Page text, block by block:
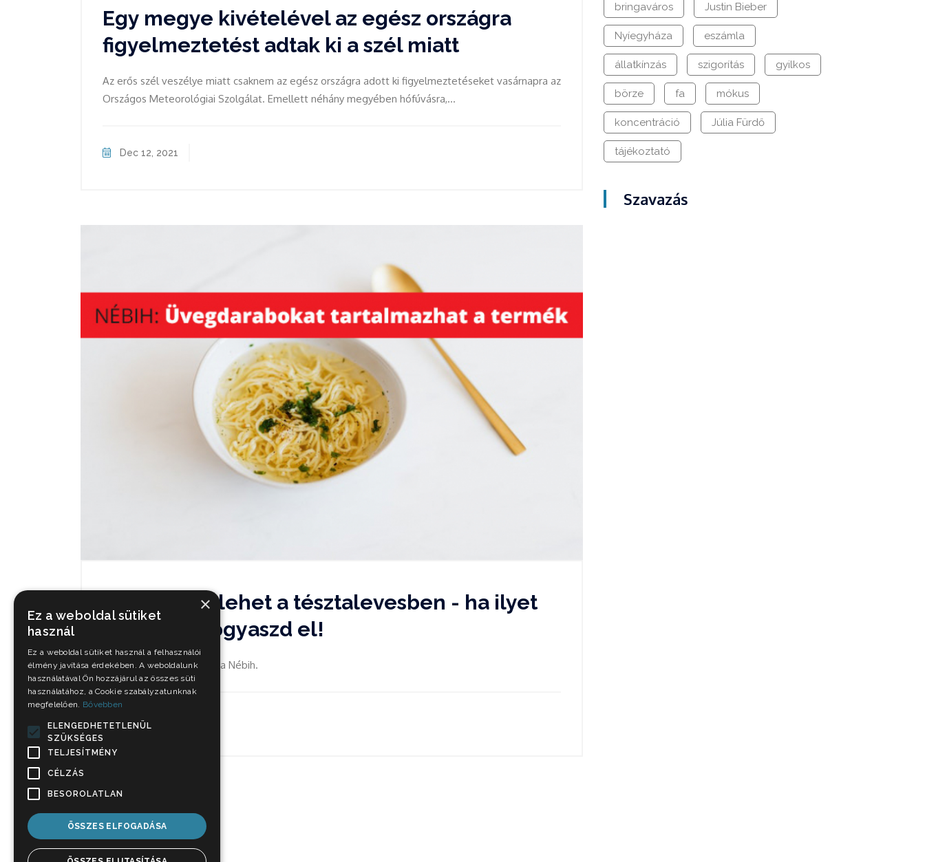
Egy megye kivételével az egész országra
figyelmeztetést adtak ki a szél miatt
Az erős szél veszélye miatt csaknem az egész országra adott ki figyelmeztetéseket vasárnapra az
Országos Meteorológiai Szolgálat. Emellett néhány megyében hófúvásra,...
Dec 12, 2021
Üvegdarab lehet a tésztalevesben - ha ilyet
vettél, ne fogyaszd el!
Figyelmeztetést adott ki a Nébih.
Nov 3, 2021
bringaváros Justin Bieber
Nyíegyháza eszámla
állatkínzás szigorítás gyilkos
börze fa mókus
koncentráció Júlia Fürdő
tájékoztató
Szavazás
×
Ez a weboldal sütiket
használ
Ez a weboldal sütiket használ a felhasználói
élmény javítása érdekében. A weboldalunk
használatával Ön hozzájárul az összes süti
használatához, a Cookie szabályzatunknak
megfelelően. Bővebben
ELENGEDHETETLENÜL
SZÜKSÉGES
TELJESÍTMÉNY
CÉLZÁS
BESOROLATLAN
ÖSSZES ELFOGADÁSA